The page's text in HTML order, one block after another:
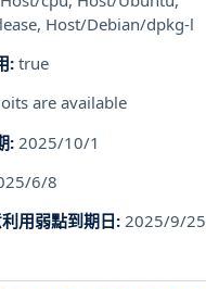
, Host/Debian/dpkg-l
:true
are available
: 2025/10/1
6/8
用弱點到期日:2025/9/25